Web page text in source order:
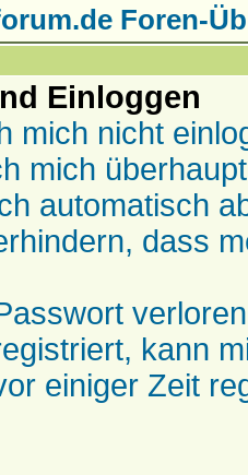
Foren-
Einloggen
mich nicht
mich
automatisch
dass
kann
einiger Zeit